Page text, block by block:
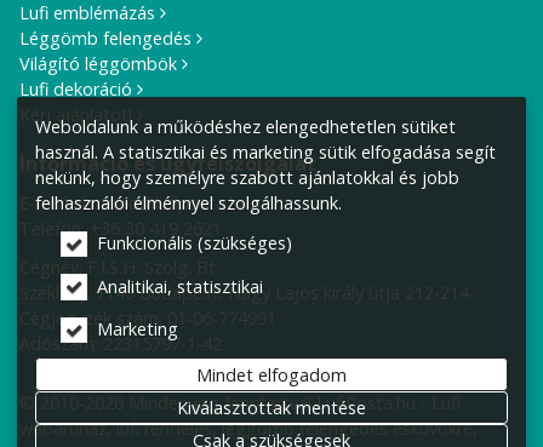
Lufi emblémázás
Léggömb felengedés
Világító léggömbök
Lufi dekoráció
Kérj ajánlatot!
Információ és ügyfélszolgálat
E-mail cím:info@lufiposta.hu
Telefon:+36 30 419 2621
Cégnév: F.I.S.H. Szolg. Bt.
Székhely: 1149 Budapest, Nagy Lajos király útja 212-214.
Cégjegyzék szám: 01-06-774991
Adószám: 22315797-1-42
© 2010-2026 Minden jog fenntartva! LufiPosta.hu - Lufi
webáruház, lufi rendelés, léggömb felengedés esküvőkre,
Weboldalunk a működéshez elengedhetetlen sütiket
használ. A statisztikai és marketing sütik elfogadása segít
nekünk, hogy személyre szabott ajánlatokkal és jobb
felhasználói élménnyel szolgálhassunk.
Funkcionális (szükséges)
Analitikai, statisztikai
Marketing
Mindet elfogadom
Kiválasztottak mentése
Csak a szükségesek